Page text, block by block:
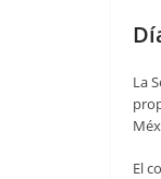
La
El